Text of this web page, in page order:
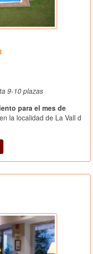
9-10 plazas
para el mes de
la localidad de La Vall d